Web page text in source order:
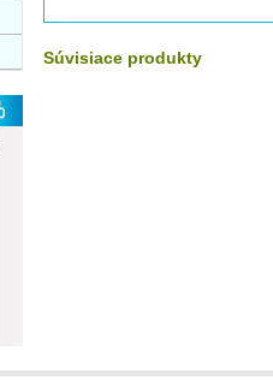
Súvisiace produkty